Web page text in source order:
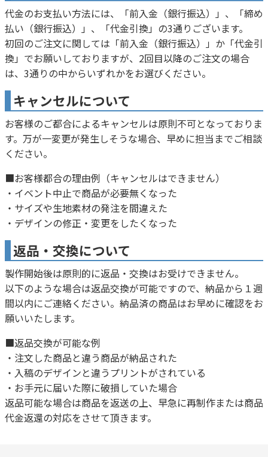
代金のお支払い方法には、「前入金（銀行振込）」、「締め
払い（銀行振込）」、「代金引換」の3通りございます。
初回のご注文に関しては「前入金（銀行振込）」か「代金引
換」でお願いしておりますが、2回目以降のご注文の場合
は、3通りの中からいずれかをお選びください。
キャンセルについて
お客様のご都合によるキャンセルは原則不可となっておりま
す。万が一変更が発生しそうな場合、早めに担当までご相談
ください。
■お客様都合の理由例（キャンセルはできません）
・イベント中止で商品が必要無くなった
・サイズや生地素材の発注を間違えた
・デザインの修正・変更をしたくなった
返品・交換について
製作開始後は原則的に返品・交換はお受けできません。
以下のような場合は返品交換が可能ですので、納品から１週
間以内にご連絡ください。納品済の商品はお早めに確認をお
願いいたします。
■返品交換が可能な例
・注文した商品と違う商品が納品された
・入稿のデザインと違うプリントがされている
・お手元に届いた際に破損していた場合
返品可能な場合は商品を返送の上、早急に再制作または商品
代金返還の対応をさせて頂きます。